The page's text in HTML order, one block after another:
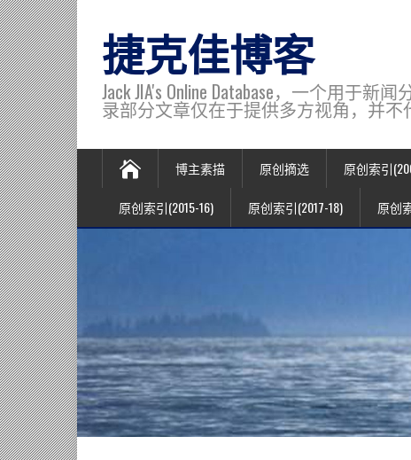
捷克佳博客
Jack JIA's Online Database，一个用于
录部分文章仅在于提供多方视角，并不
博主素描 原创摘选 原创索引
原创索引(2015-16) 原创索引(2017-18) 原创